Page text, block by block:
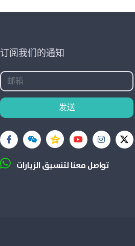
订阅我们的通知
发送
تواصل معنا لتنسيق الزيارات